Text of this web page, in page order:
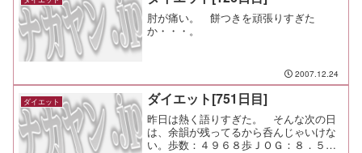
肘が痛い。 餅つきを頑張りすぎた
か・・・。
2007.12.24
ダイエット ダイエット[751日目]
昨日は熱く語りすぎた。 そんな次の日
は、余韻が残ってるから呑んじゃいけな
い。歩数：４９６８歩ＪＯＧ：８．５ｋ